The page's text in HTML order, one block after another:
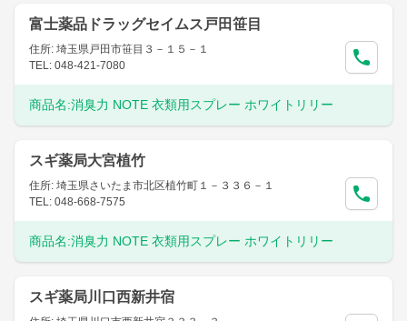
富士薬品ドラッグセイムス戸田笹目
住所: 埼玉県戸田市笹目３－１５－１
TEL: 048-421-7080
商品名:消臭力 NOTE 衣類用スプレー ホワイトリリー
スギ薬局大宮植竹
住所: 埼玉県さいたま市北区植竹町１－３３６－１
TEL: 048-668-7575
商品名:消臭力 NOTE 衣類用スプレー ホワイトリリー
スギ薬局川口西新井宿